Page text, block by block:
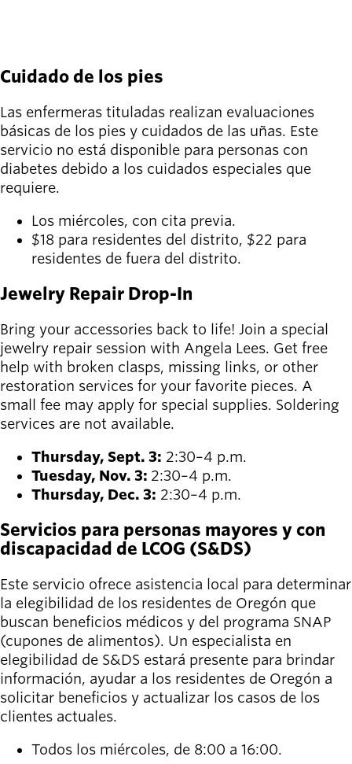
Cuidado de los pies
Las enfermeras tituladas realizan evaluaciones
básicas de los pies y cuidados de las uñas. Este
servicio no está disponible para personas con
diabetes debido a los cuidados especiales que
requiere.
Los miércoles, con cita previa.
$18 para residentes del distrito, $22 para
residentes de fuera del distrito.
Jewelry Repair Drop-In
Bring your accessories back to life! Join a special
jewelry repair session with Angela Lees. Get free
help with broken clasps, missing links, or other
restoration services for your favorite pieces. A
small fee may apply for special supplies. Soldering
services are not available.
Thursday, Sept. 3: 2:30–4 p.m.
Tuesday, Nov. 3: 2:30–4 p.m.
Thursday, Dec. 3: 2:30–4 p.m.
Servicios para personas mayores y con
discapacidad de LCOG (S&DS)
Este servicio ofrece asistencia local para determinar
la elegibilidad de los residentes de Oregón que
buscan beneficios médicos y del programa SNAP
(cupones de alimentos). Un especialista en
elegibilidad de S&DS estará presente para brindar
información, ayudar a los residentes de Oregón a
solicitar beneficios y actualizar los casos de los
clientes actuales.
Todos los miércoles, de 8:00 a 16:00.